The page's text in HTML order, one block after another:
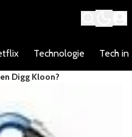
Technologie Tech in
Digg Kloon?